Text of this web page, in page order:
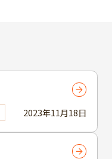
2023年11月18日